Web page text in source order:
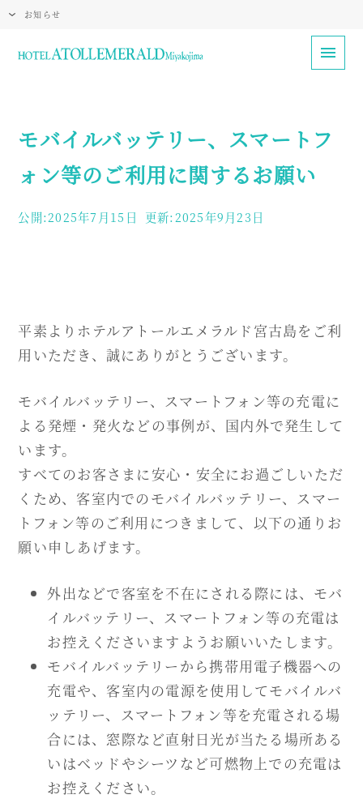
お知らせ
モバイルバッテリー、スマートフ
ォン等のご利用に関するお願い
公開:2025年7月15日 更新:2025年9月23日
平素よりホテルアトールエメラルド宮古島をご利
用いただき、誠にありがとうございます。
モバイルバッテリー、スマートフォン等の充電に
よる発煙・発火などの事例が、国内外で発生して
います。
すべてのお客さまに安心・安全にお過ごしいただ
くため、客室内でのモバイルバッテリー、スマー
トフォン等のご利用につきまして、以下の通りお
願い申しあげます。
外出などで客室を不在にされる際には、モバ
イルバッテリー、スマートフォン等の充電は
お控えくださいますようお願いいたします。
モバイルバッテリーから携帯用電子機器への
充電や、客室内の電源を使用してモバイルバ
ッテリー、スマートフォン等を充電される場
合には、窓際など直射日光が当たる場所ある
いはベッドやシーツなど可燃物上での充電は
お控えください。